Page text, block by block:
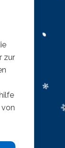
zur
von